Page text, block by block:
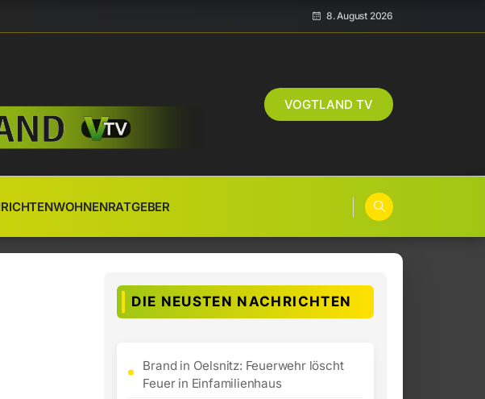
8. August 2026
VOGTLAND TV
WOHNENRATGEBER
DIE NEUSTEN NACHRICHTEN
Brand in Oelsnitz: Feuerwehr löscht
Feuer in Einfamilienhaus